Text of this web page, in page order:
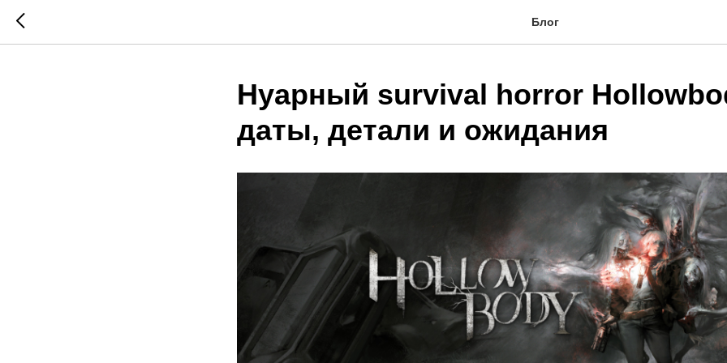
Блог
Нуарный survival horror
даты, детали и ожидания